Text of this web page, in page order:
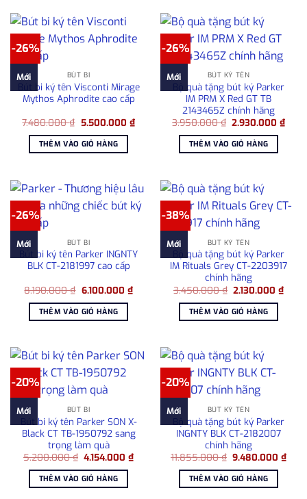
-26%
Mới BÚT BI
Bút bi ký tên Visconti Mirage
Mythos Aphrodite cao cấp
7.480.000₫ Giá
là:
7.480.000 ₫.
5.500.000 ₫Giá
THÊM VÀO GIỎ HÀNG
-26%
Mới BÚT KÝ TÊN
Bộ quà tặng bút ký Parker
IM PRM X Red GT TB
2143465Z chính hãng
3.950.000₫ Giá
là:
3.950.000 ₫.
2.930.000₫Giá
THÊM VÀO GIỎ HÀNG
-26%
Mới BÚT BI
Bút bi ký tên Parker INGNTY
BLK CT-2181997 cao cấp
8.190.000₫ Giá
là:
8.190.000 ₫.
6.100.000 ₫Giá
hiện
6.100.000 ₫.
THÊM VÀO GIỎ HÀNG
-38%
Mới BÚT KÝ TÊN
Bộ quà tặng bút ký Parker
IM Rituals Grey CT-2203917
chính hãng
3.450.000₫ Giá
là:
3.450.000 ₫.
2.130.000₫Giá
hiện
THÊM VÀO GIỎ HÀNG
-20%
Mới BÚT BI
Bút bi ký tên Parker SON X-
Black CT TB-1950792 sang
trọng làm quà
5.200.000₫ Giá
là:
5.200.000 ₫.
4.154.000₫Giá
hiện
4.154.000 ₫.
THÊM VÀO GIỎ HÀNG
-20%
Mới BÚT KÝ TÊN
Bộ quà tặng bút ký Parker
INGNTY BLK CT-2182007
chính hãng
11.855.000₫ Giá
là:
11.855.000 ₫.
9.480.000₫Giá
hiện
THÊM VÀO GIỎ HÀNG